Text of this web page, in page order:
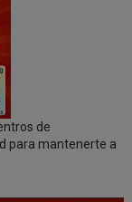
de
para mantenerte a